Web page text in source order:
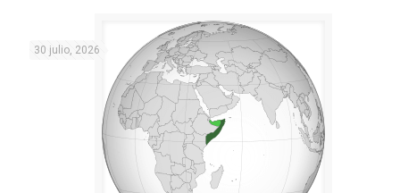
30 julio, 2026